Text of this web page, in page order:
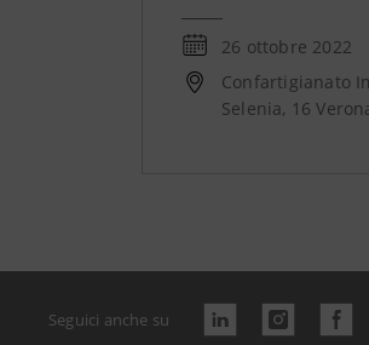
26 ottobre 2022
Confartigianato
Selenia, 16
Seguici anche su